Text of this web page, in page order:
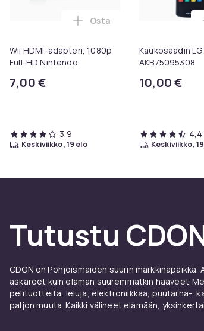
Wii HDMI-adapteri, 1080p
Full-HD Nintendo
7,00 €
Lisää Wii HDMI-adapteri,
Osta
3,9
keskiviikko, 19 elo
Kaukosäädin LG
AKB75095308
10,00 €
4,4
keskiviikko,
Tutustu
CDON on Pohjoismaiden suurin
askareet kuin elämän suuremmatkin haaveet.
pelituotteita, leluja, elektroniikkaa, puutarha-,
paljon muuta. Kaikki välineet elämään,